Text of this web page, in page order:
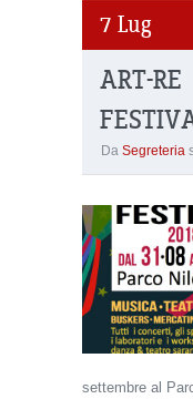
7 Lug
ART-RE
Da Segreteria
settembre al